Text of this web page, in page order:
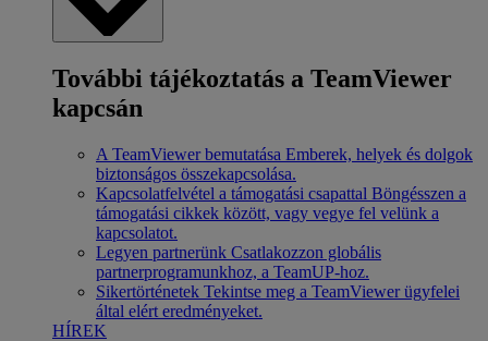
További tájékoztatás a TeamViewer
kapcsán
A TeamViewer bemutatása Emberek, helyek és dolgok
biztonságos összekapcsolása.
Kapcsolatfelvétel a támogatási csapattal Böngésszen a
támogatási cikkek között, vagy vegye fel velünk a
kapcsolatot.
Legyen partnerünk Csatlakozzon globális
partnerprogramunkhoz, a TeamUP-hoz.
Sikertörténetek Tekintse meg a TeamViewer ügyfelei
által elért eredményeket.
HÍREK